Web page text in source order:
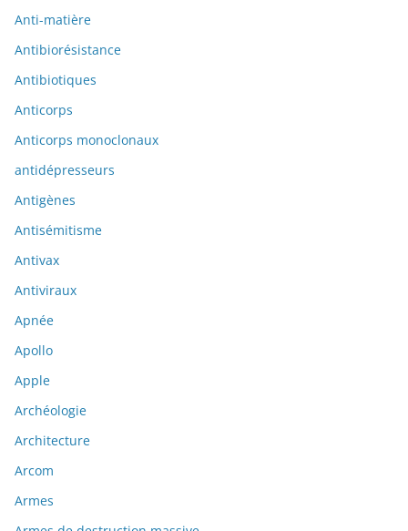
Anti-matière
Antibiorésistance
Antibiotiques
Anticorps
Anticorps monoclonaux
antidépresseurs
Antigènes
Antisémitisme
Antivax
Antiviraux
Apnée
Apollo
Apple
Archéologie
Architecture
Arcom
Armes